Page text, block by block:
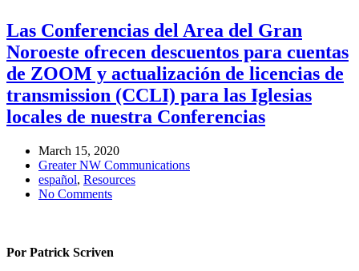
Las Conferencias del Area del Gran
Noroeste ofrecen descuentos para cuentas
de ZOOM y actualización de licencias de
transmission (CCLI) para las Iglesias
locales de nuestra Conferencias
March 15, 2020
Greater NW Communications
español, Resources
No Commentson
Area
Por Patrick Scriven